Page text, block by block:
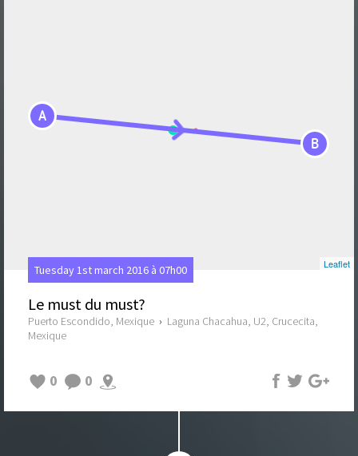
A
B
Leaflet
Tuesday 1st march 2016 à 07h00
Le must du must?
Puerto Escondido, Mexique › Laguna Chacahua, U2, Crucecita,
Mexique
0 0